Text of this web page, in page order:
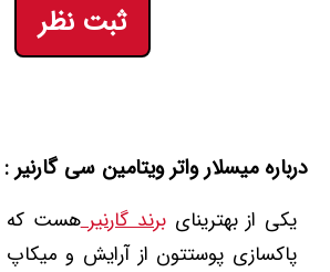
ثبت نظر
درباره میسلار واتر ویتامین سی گارنیر :
یکی از بهترینای برند گارنیرهست که
پاکسازی پوستتون از آرایش و